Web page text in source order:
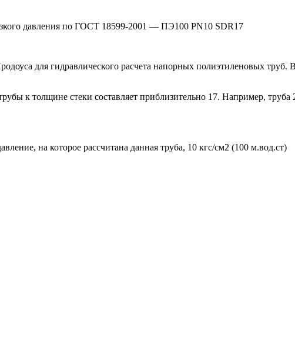
давления по ГОСТ 18599-2001 — ПЭ100 PN10 SDR17
для гидравлического расчета напорных полиэтиленовых
к толщине стеки составляет приблизительно 17. Например,
на которое рассчитана данная труба, 10 кгс/см2 (100 м.вод.ст)